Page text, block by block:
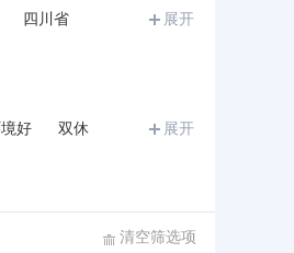
写作/出版/印刷
四川省
展开
好
双休
展开
清空筛选项